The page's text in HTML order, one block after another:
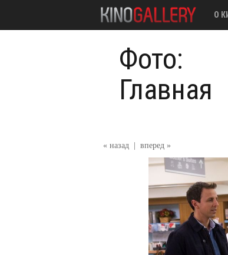
О
Фото:
Главная
« назад вперед »